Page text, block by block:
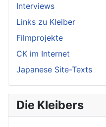
Interviews
Links zu Kleiber
Filmprojekte
CK im Internet
Japanese Site-Texts
Die Kleibers